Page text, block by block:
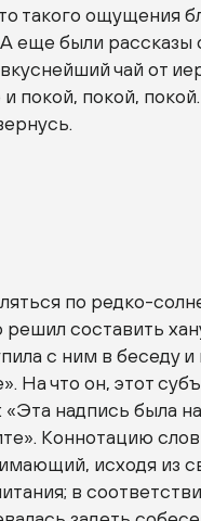
такого ощущения
еще были рассказы
чай от
покой, покой,
по редко-
составить
с ним в беседу и
На что он, этот
«Эта надпись была
Коннотацию
исходя из
в